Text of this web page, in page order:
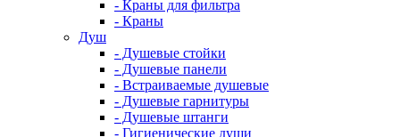
- Краны для фильтра
- Краны
Душ
- Душевые стойки
- Душевые панели
- Встраиваемые душевые
- Душевые гарнитуры
- Душевые штанги
- Гигиенические души